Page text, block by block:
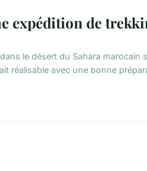
expédition de
le désert du Sahara marocain
réalisable avec une bonne